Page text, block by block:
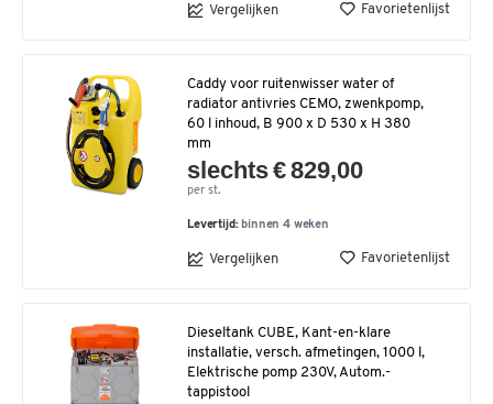
Vergelijken Favorietenlijst
Caddy voor ruitenwisser water of
radiator antivries CEMO, zwenkpomp,
60 l inhoud, B 900 x D 530 x H 380
mm
slechts € 829,00
per st.
Levertijd: binnen 4 weken
Vergelijken Favorietenlijst
Dieseltank CUBE, Kant-en-klare
installatie, versch. afmetingen, 1000 l,
Elektrische pomp 230V, Autom.-
tappistool